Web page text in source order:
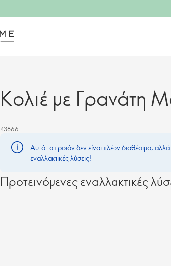
Κολιέ με Γρανάτη
43866
Αυτό το προϊόν δεν είναι πλέον διαθέσιμο,
εναλλακτικές λύσεις!
Προτεινόμενες εναλλακτικές